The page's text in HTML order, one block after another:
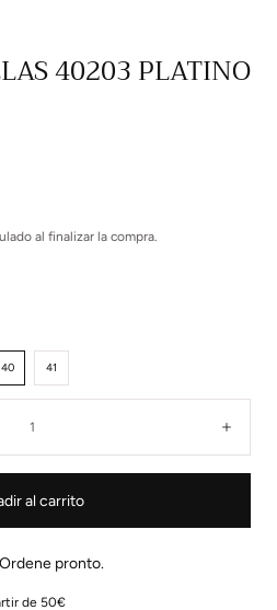
40203 PLATINO
al finalizar la compra.
40 41
al carrito
pronto.
de 50€